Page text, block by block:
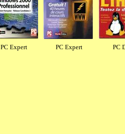
PC Expert PC Expert PC